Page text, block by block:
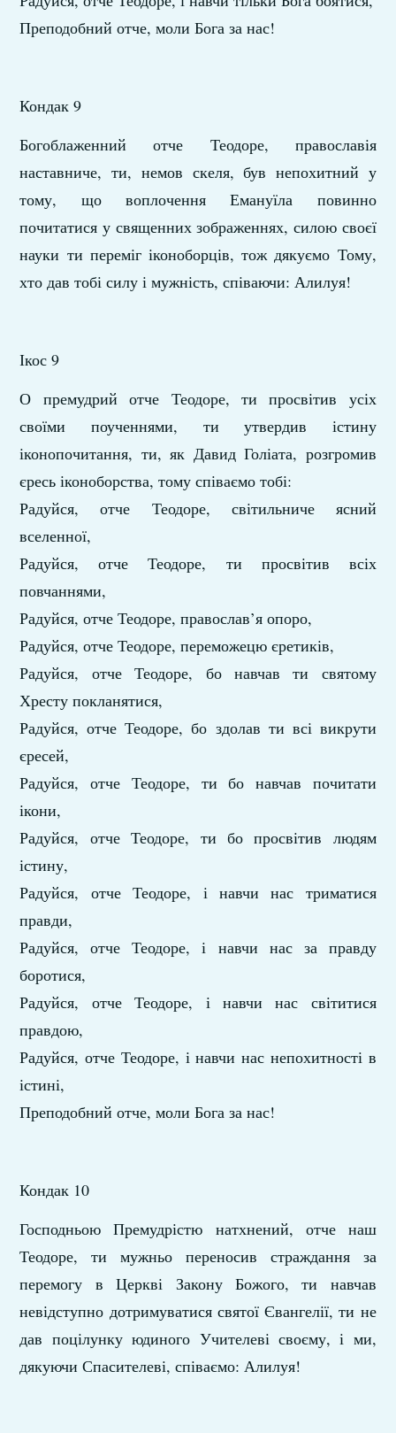
Преподобний отче, моли Бога за нас!
Кондак 9
Богоблаженний отче Теодоре, православія
наставниче, ти, немов скеля, був непохитний у
тому, що воплочення Емануїла повинно
почитатися у священних зображеннях, силою своєї
науки ти переміг іконоборців, тож дякуємо Тому,
хто дав тобі силу і мужність, співаючи: Алилуя!
Ікос 9
О премудрий отче Теодоре, ти просвітив усіх
своїми поученнями, ти утвердив істину
іконопочитання, ти, як Давид Голіата, розгромив
єресь іконоборства, тому співаємо тобі:
Радуйся, отче Теодоре, світильниче ясний
вселенної,
Радуйся, отче Теодоре, ти просвітив всіх
повчаннями,
Радуйся, отче Теодоре, православ’я опоро,
Радуйся, отче Теодоре, переможецю єретиків,
Радуйся, отче Теодоре, бо навчав ти святому
Хресту покланятися,
Радуйся, отче Теодоре, бо здолав ти всі викрути
єресей,
Радуйся, отче Теодоре, ти бо навчав почитати
ікони,
Радуйся, отче Теодоре, ти бо просвітив людям
істину,
Радуйся, отче Теодоре, і навчи нас триматися
правди,
Радуйся, отче Теодоре, і навчи нас за правду
боротися,
Радуйся, отче Теодоре, і навчи нас світитися
правдою,
Радуйся, отче Теодоре, і навчи нас непохитності в
істині,
Преподобний отче, моли Бога за нас!
Кондак 10
Господньою Премудрістю натхнений, отче наш
Теодоре, ти мужньо переносив страждання за
перемогу в Церкві Закону Божого, ти навчав
невідступно дотримуватися святої Євангелії, ти не
дав поцілунку юдиного Учителеві своєму, і ми,
дякуючи Спасителеві, співаємо: Алилуя!